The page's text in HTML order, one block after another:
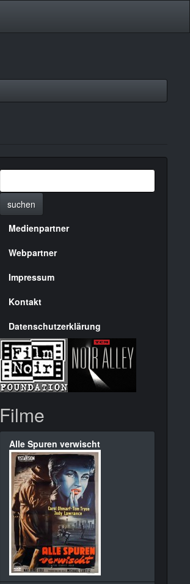
suchen
Menülinks
rechte
Seite
Medienpartner
Webpartner
Impressum
Kontakt
Datenschutzerklärung
Filme
Alle Spuren verwischt